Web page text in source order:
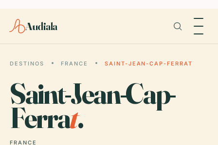
Audiala
DESTINOS FRANCE SAINT-JEAN-CAP-FERRAT
Saint-Jean-Cap-
Ferrat.
FRANCE